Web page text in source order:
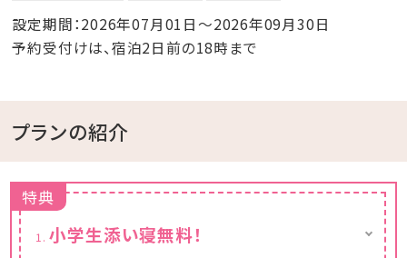
設定期間：2026年07月01日～2026年09月30日
予約受付けは、宿泊2日前の18時まで
プランの紹介
特典
小学生添い寝無料！